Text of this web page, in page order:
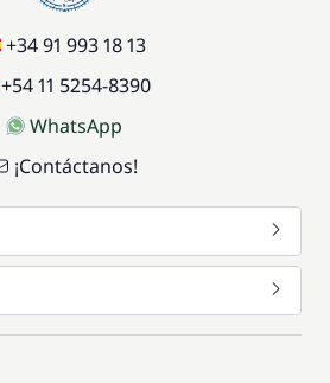
+34 91 993 18 13
+54 11 5254-8390
WhatsApp
¡Contáctanos!